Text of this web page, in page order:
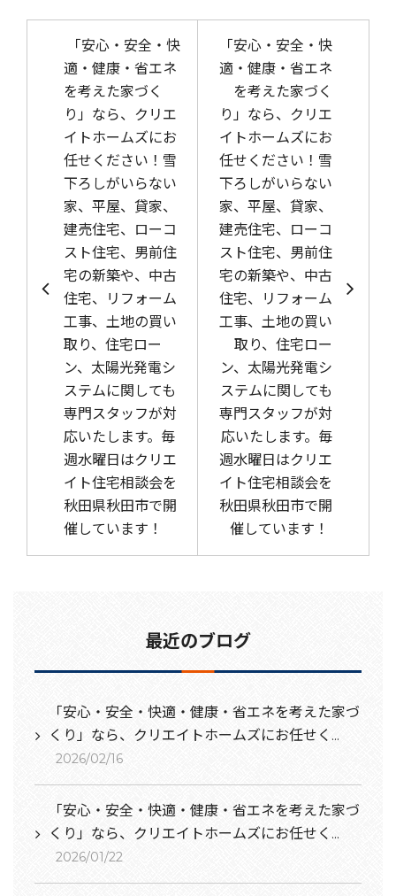
投稿ナビゲーション
「安心・安全・快
適・健康・省エネ
を考えた家づく
り」なら、クリエ
イトホームズにお
任せください！雪
下ろしがいらない
家、平屋、貸家、
建売住宅、ローコ
スト住宅、男前住
宅の新築や、中古
住宅、リフォーム
工事、土地の買い
取り、住宅ロー
ン、太陽光発電シ
ステムに関しても
専門スタッフが対
応いたします。毎
週水曜日はクリエ
イト住宅相談会を
秋田県秋田市で開
催しています！
「安心・安全・快
適・健康・省エネ
を考えた家づく
り」なら、クリエ
イトホームズにお
任せください！雪
下ろしがいらない
家、平屋、貸家、
建売住宅、ローコ
スト住宅、男前住
宅の新築や、中古
住宅、リフォーム
工事、土地の買い
取り、住宅ロー
ン、太陽光発電シ
ステムに関しても
専門スタッフが対
応いたします。毎
週水曜日はクリエ
イト住宅相談会を
秋田県秋田市で開
催しています！
最近のブログ
「安心・安全・快適・健康・省エネを考えた家づ
くり」なら、クリエイトホームズにお任せく...
2026/02/16
「安心・安全・快適・健康・省エネを考えた家づ
くり」なら、クリエイトホームズにお任せく...
2026/01/22